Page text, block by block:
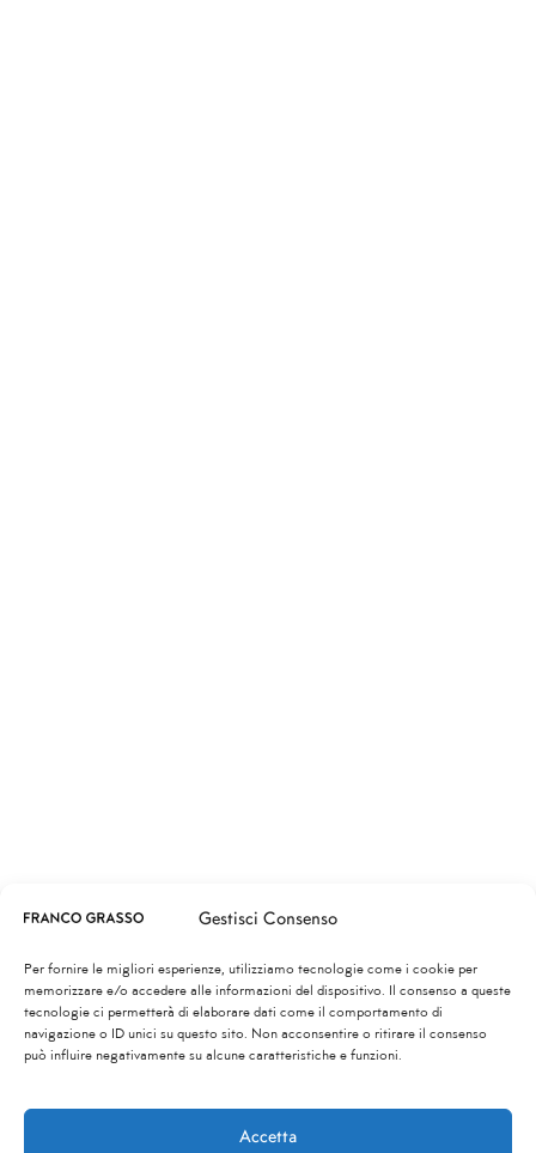
Gestisci Consenso
Per fornire le migliori esperienze, utilizziamo tecnologie come i cookie per
memorizzare e/o accedere alle informazioni del dispositivo. Il consenso a queste
tecnologie ci permetterà di elaborare dati come il comportamento di
navigazione o ID unici su questo sito. Non acconsentire o ritirare il consenso
può influire negativamente su alcune caratteristiche e funzioni.
Accetta
Seguici su